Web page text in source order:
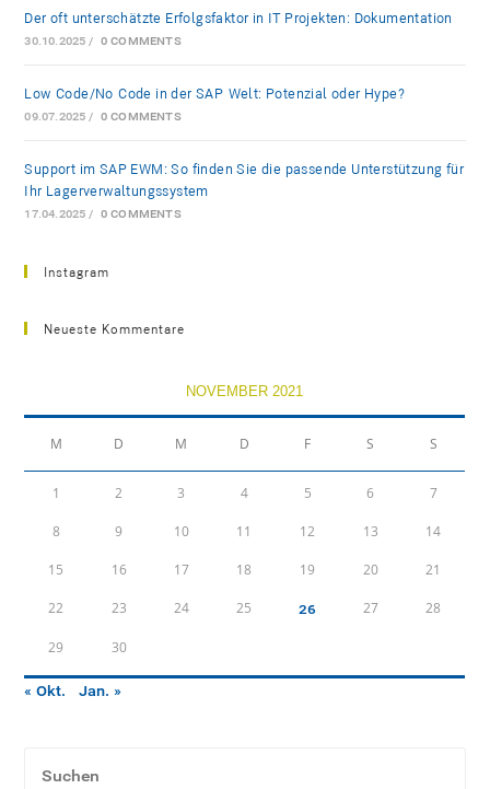
Der oft unterschätzte Erfolgsfaktor in IT-Projekten: Dokumentation
30.10.2025 / 0 COMMENTS
Low-Code/No-Code in der SAP-Welt: Potenzial oder Hype?
09.07.2025 / 0 COMMENTS
Support im SAP EWM: So finden Sie die passende Unterstützung für
Ihr Lagerverwaltungssystem
17.04.2025 / 0 COMMENTS
Instagram
Neueste Kommentare
NOVEMBER 2021
M D M D F S S
1 2 3 4 5 6 7
8 9 10 11 12 13 14
15 16 17 18 19 20 21
22 23 24 25 26 27 28
29 30
« Okt. Jan. »